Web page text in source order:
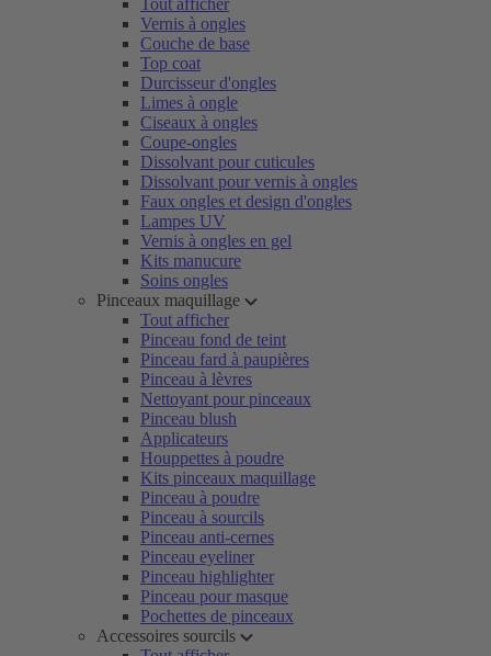
Tout afficher
Vernis à ongles
Couche de base
Top coat
Durcisseur d'ongles
Limes à ongle
Ciseaux à ongles
Coupe-ongles
Dissolvant pour cuticules
Dissolvant pour vernis à ongles
Faux ongles et design d'ongles
Lampes UV
Vernis à ongles en gel
Kits manucure
Soins ongles
Pinceaux maquillage
Tout afficher
Pinceau fond de teint
Pinceau fard à paupières
Pinceau à lèvres
Nettoyant pour pinceaux
Pinceau blush
Applicateurs
Houppettes à poudre
Kits pinceaux maquillage
Pinceau à poudre
Pinceau à sourcils
Pinceau anti-cernes
Pinceau eyeliner
Pinceau highlighter
Pinceau pour masque
Pochettes de pinceaux
Accessoires sourcils